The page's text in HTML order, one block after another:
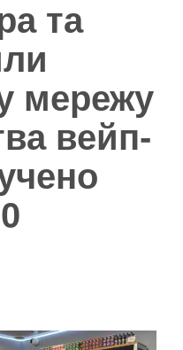
та
мережу
вейп-